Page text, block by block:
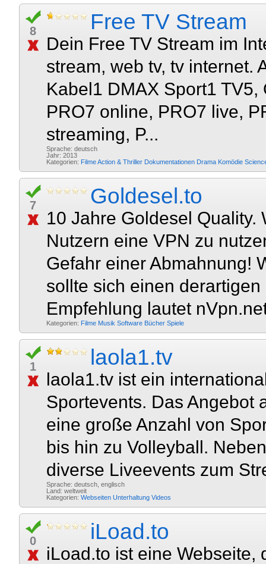
8 Free TV Stream
Dein Free TV Stream im
stream, web tv, tv internet.
Kabel1 DMAX Sport1
PRO7 online, PRO7 live,
streaming, P...
Sprache: deutsch
Jahr: 2013
Kategorien: FilmeAction & Thriller Dokumentationen Drama Komödie
7 Goldesel.to
10 Jahre Goldesel
Nutzern eine VPN zu
Gefahr einer Abmahnung!
sollte sich einen
Empfehlung lautet
Kategorien: Filme Musik Software Bücher Spiele
1 laola1.tv
laola1.tv ist ein
Sportevents. Das Angebot
eine große Anzahl von
bis hin zu Volleyball.
diverse Liveevents zum
Sprache: deutsch, englisch
Land: weltweit
Kategorien: Webseiten Unterhaltung Videos
0 iLoad.to
iLoad.to ist eine Webseite,